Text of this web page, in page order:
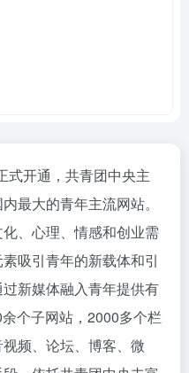
式开通，共青团中央主
最大的青年主流网站。
、心理、情感和创业需
吸引青年的新载体和引
新媒体融入青年提供有
个子网站，2000多个栏
频、论坛、博客、微